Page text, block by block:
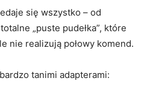
się wszystko – od
„puste pudełka”, które
nie realizują połowy komend.
tanimi adapterami: